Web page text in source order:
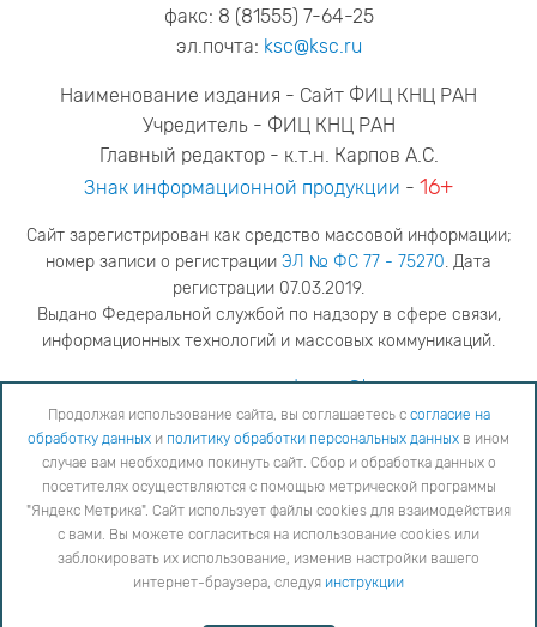
факс: 8 (81555) 7-64-25
эл.почта: ksc@ksc.ru
Наименование издания - Сайт ФИЦ КНЦ РАН
Учредитель - ФИЦ КНЦ РАН
Главный редактор - к.т.н. Карпов А.С.
Знак информационной продукции - 16+
Сайт зарегистрирован как средство массовой информации;
номер записи о регистрации ЭЛ № ФС 77 - 75270. Дата
регистрации 07.03.2019.
Выдано Федеральной службой по надзору в сфере связи,
информационных технологий и массовых коммуникаций.
адрес редакцииya.stogova@ksc.ru
телефон редакции81555-79-516
Продолжая использование сайта, вы соглашаетесь с согласие на обработку данных
обработки персональных данных
в ином случае вам необходимо покинуть сайт. Сбор и обработка
данных о посетителях осуществляются с помощью метрической программы "Яндекс Метрика".
Сайт использует файлы cookies для взаимодействия с вами. Вы можете согласиться на
использование cookies или заблокировать их использование, изменив настройки вашего интернет-
Продолжая использование сайта, вы соглашаетесь с согласие на
обработку данных и политику обработки персональных данных в ином
случае вам необходимо покинуть сайт. Сбор и обработка данных о
посетителях осуществляются с помощью метрической программы
"Яндекс Метрика". Сайт использует файлы cookies для взаимодействия
с вами. Вы можете согласиться на использование cookies или
заблокировать их использование, изменив настройки вашего
интернет-браузера, следуя инструкции